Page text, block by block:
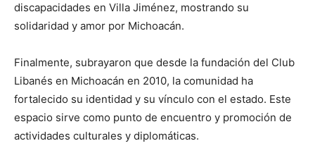
discapacidades en Villa Jiménez, mostrando su
solidaridad y amor por Michoacán.
Finalmente, subrayaron que desde la fundación del Club
Libanés en Michoacán en 2010, la comunidad ha
fortalecido su identidad y su vínculo con el estado. Este
espacio sirve como punto de encuentro y promoción de
actividades culturales y diplomáticas.